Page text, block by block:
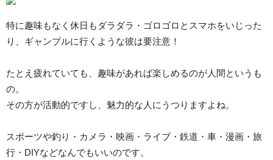
特に趣味もなく休日もダラダラ・ゴロゴロとスマホをいじった
り、ギャンブルに行くような彼は要注意！
たとえ疲れていても、趣味があれば楽しめるのが人間というも
の。
その方が活動的ですし、魅力的な人にうつりますよね。
スポーツや釣り・カメラ・映画・ライブ・鉄道・車・漫画・旅
行・DIYなどなんでもいいのです。